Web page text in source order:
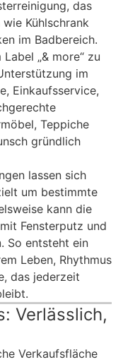
das
Kühlschrank
im Badbereich.
„& more“ zu
im
Einkaufsservice,
Teppiche
gründlich
lassen sich
um bestimmte
kann die
Fensterputz und
So entsteht ein
Leben, Rhythmus
das jederzeit
Verlässlich,
Verkaufsfläche